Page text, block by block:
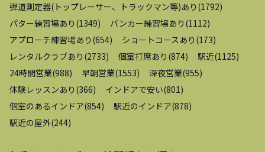
弾道測定器(トップレーサー、トラックマン等)あり (1792)
パター練習場あり (1349) バンカー練習場あり (1112)
アプローチ練習場あり (654) ショートコースあり (173)
レンタルクラブあり (2733) 個室打席あり (874) 駅近(1125)
24時間営業(988) 早朝営業(1553) 深夜営業(955)
体験レッスンあり (366) インドアで安い(801)
個室のあるインドア(854) 駅近のインドア(878)
駅近の屋外(244)